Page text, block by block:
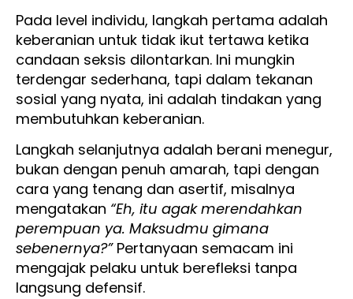
Pada level individu, langkah pertama adalah
keberanian untuk tidak ikut tertawa ketika
candaan seksis dilontarkan. Ini mungkin
terdengar sederhana, tapi dalam tekanan
sosial yang nyata, ini adalah tindakan yang
membutuhkan keberanian.
Langkah selanjutnya adalah berani menegur,
bukan dengan penuh amarah, tapi dengan
cara yang tenang dan asertif, misalnya
mengatakan “Eh, itu agak merendahkan
perempuan ya. Maksudmu gimana
sebenernya?”Pertanyaan semacam ini
mengajak pelaku untuk berefleksi tanpa
langsung defensif.